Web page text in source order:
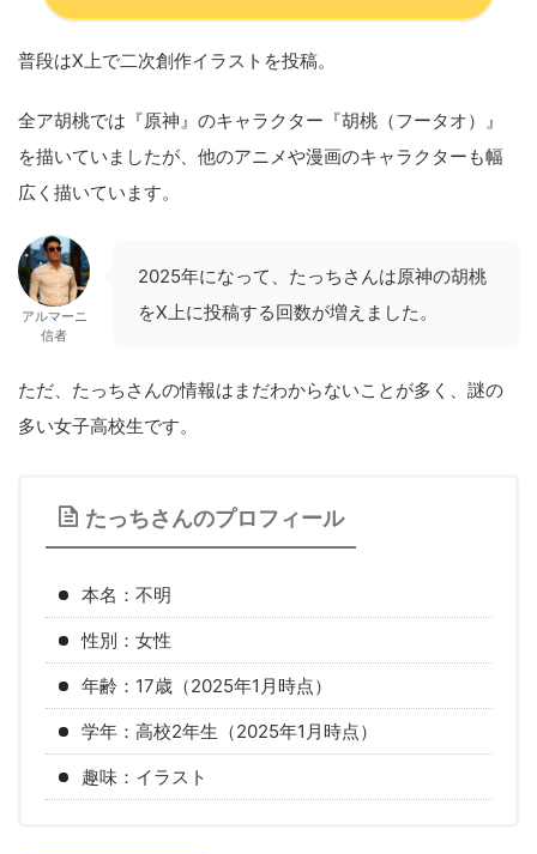
普段はX上で二次創作イラストを投稿。
全ア胡桃では『原神』のキャラクター『胡桃（フータオ）』
を描いていましたが、他のアニメや漫画のキャラクターも幅
広く描いています。
アルマーニ
信者
2025年になって、たっちさんは原神の胡桃
をX上に投稿する回数が増えました。
ただ、たっちさんの情報はまだわからないことが多く、謎の
多い女子高校生です。
たっちさんのプロフィール
本名：不明
性別：女性
年齢：17歳（2025年1月時点）
学年：高校2年生（2025年1月時点）
趣味：イラスト